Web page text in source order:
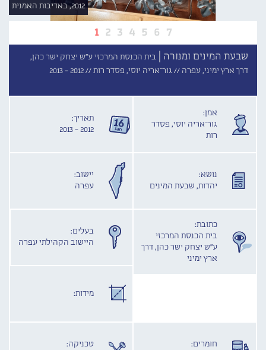
1 2 3 4 5 6 7
2012, באדיבות האמנית
שבעת המינים ומנורה | בית הכנסת המרכזי ע''ש יצחק ישר כהן,
דרך ארץ ימיני, עפרה // גור־אריה יוסי, פסדר רות //2012 - 2013
אמן:
גור־אריה יוסי, פסדר
רות
תאריך:
2012 - 2013
נושא:
יהדות, שבעת המינים
יישוב:
עפרה
כתובת:
בית הכנסת המרכזי
ע''ש יצחק ישר כהן, דרך
ארץ ימיני
בעלים:
היישוב הקהילתי עפרה
מידות:
חומרים:
טכניקה: